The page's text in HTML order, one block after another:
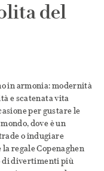
del
in armonia: modernità
e scatenata vita
per gustare le
dove è un
o indugiare
regale Copenaghen
di divertimenti più